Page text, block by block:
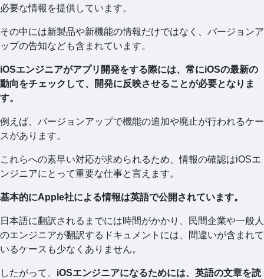
必要な情報を提供しています。
その中には新製品や新機能の情報だけではなく、バージョンア
ップの告知なども含まれています。
iOSエンジニアがアプリ開発をする際には、常にiOSの最新の
動向をチェックして、開発に反映させることが必要となりま
す。
例えば、バージョンアップで機能の追加や廃止が行われるケー
スがあります。
これらへの素早い対応が求められるため、情報の確認はiOSエ
ンジニアにとって重要な仕事と言えます。
基本的にApple社による情報は英語で公開されています。
日本語に翻訳されるまでには時間がかかり、民間企業や一般人
のエンジニアが翻訳するドキュメントには、間違いが含まれて
いるケースも少なくありません。
したがって、 iOSエンジニアになるためには、英語の文章を読